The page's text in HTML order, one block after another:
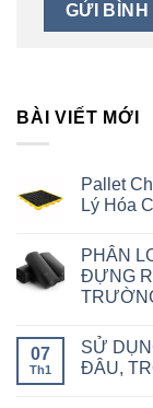
BÀI VIẾT MỚI
Pallet
Lý Hóa
PHÂN
ĐỰNG
07
Th1
SỬ
ĐÂU,